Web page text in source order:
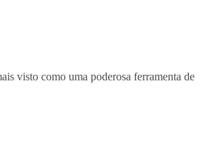
visto como uma poderosa ferramenta de